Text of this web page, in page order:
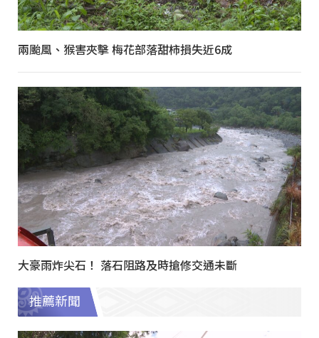
兩颱風、猴害夾擊 梅花部落甜柿損失近6成
大豪雨炸尖石！ 落石阻路及時搶修交通未斷
推薦新聞